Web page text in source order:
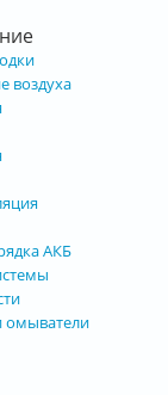
воздуха
АКБ
омыватели